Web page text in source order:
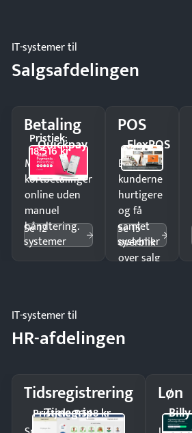
IT-systemer til
Salgsafdelingen
Betaling
Quickpay
Pristjek:
18.516 kr
Modtag
kortbetalinger
online uden
manuel
håndtering.
Se 12
systemer
POS
FlexPOS
Ekspedér
kunderne
hurtigere
og få
samlet
overblik
over salg
Se 15
systemer
IT-systemer til
HR-afdelingen
Tidsregistrering
Timegrip
Pristjek: 7.548 kr
Løn
Billy